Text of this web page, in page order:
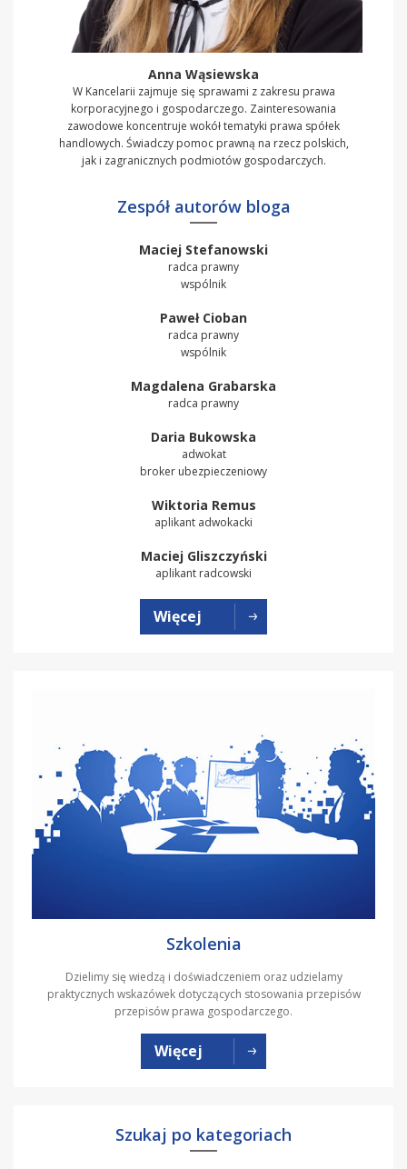
Anna Wąsiewska
W Kancelarii zajmuje się sprawami z zakresu prawa
korporacyjnego i gospodarczego. Zainteresowania
zawodowe koncentruje wokół tematyki prawa spółek
handlowych. Świadczy pomoc prawną na rzecz polskich,
jak i zagranicznych podmiotów gospodarczych.
Zespół autorów bloga
Maciej Stefanowski
radca prawny
wspólnik
Paweł Cioban
radca prawny
wspólnik
Magdalena Grabarska
radca prawny
Daria Bukowska
adwokat
broker ubezpieczeniowy
Wiktoria Remus
aplikant adwokacki
Maciej Gliszczyński
aplikant radcowski
Więcej
Szkolenia
Dzielimy się wiedzą i doświadczeniem oraz udzielamy
praktycznych wskazówek dotyczących stosowania przepisów
przepisów prawa gospodarczego.
Więcej
Szukaj po kategoriach